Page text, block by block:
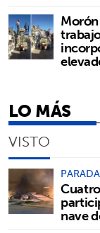
LO MÁS
VISTO
nave